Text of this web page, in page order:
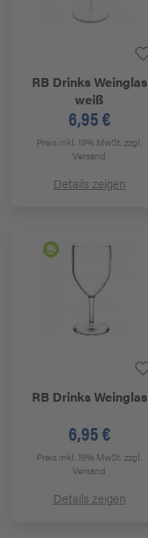
RB DrinksWeinglas
weiß
6,95 €
Preis inkl. 19% MwSt.zzgl.
Versand
Details zeigen
RB DrinksWeinglas
6,95 €
Preis inkl. 19% MwSt.zzgl.
Versand
Details zeigen